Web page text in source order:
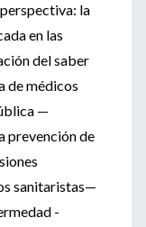
la
en las
del saber
de médicos
—
prevención de
sanitaristas—
-